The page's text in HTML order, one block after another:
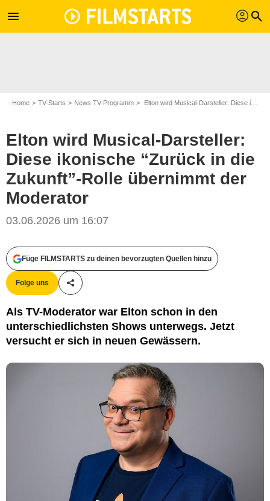
menu profil search
Home TV-Starts News TV-Programm Elton wird Musical-Darsteller: Diese ikonische “Zurück in die Zukunft”-Rolle übernimmt der Moderator
Elton wird Musical-Darsteller:
Diese ikonische “Zurück in die
Zukunft”-Rolle übernimmt der
Moderator
03.06.2026 um 16:07
Füge FILMSTARTS zu deinen bevorzugten Quellen hinzu
Folge uns
Teile diesen Artikel
Als TV-Moderator war Elton schon in den
unterschiedlichsten Shows unterwegs. Jetzt
versucht er sich in neuen Gewässern.